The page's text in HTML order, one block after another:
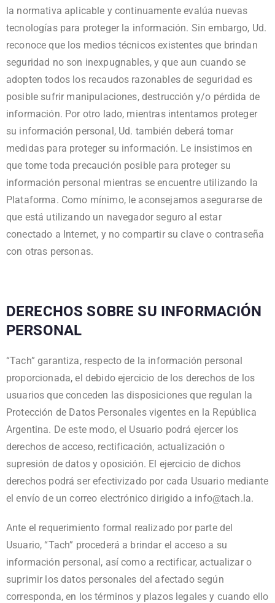
la normativa aplicable y continuamente evalúa nuevas
tecnologías para proteger la información. Sin embargo, Ud.
reconoce que los medios técnicos existentes que brindan
seguridad no son inexpugnables, y que aun cuando se
adopten todos los recaudos razonables de seguridad es
posible sufrir manipulaciones, destrucción y/o pérdida de
información. Por otro lado, mientras intentamos proteger
su información personal, Ud. también deberá tomar
medidas para proteger su información. Le insistimos en
que tome toda precaución posible para proteger su
información personal mientras se encuentre utilizando la
Plataforma. Como mínimo, le aconsejamos asegurarse de
que está utilizando un navegador seguro al estar
conectado a Internet, y no compartir su clave o contraseña
con otras personas.
DERECHOS SOBRE SU INFORMACIÓN
PERSONAL
“Tach” garantiza, respecto de la información personal
proporcionada, el debido ejercicio de los derechos de los
usuarios que conceden las disposiciones que regulan la
Protección de Datos Personales vigentes en la República
Argentina. De este modo, el Usuario podrá ejercer los
derechos de acceso, rectificación, actualización o
supresión de datos y oposición. El ejercicio de dichos
derechos podrá ser efectivizado por cada Usuario mediante
el envío de un correo electrónico dirigido a info@tach.la.
Ante el requerimiento formal realizado por parte del
Usuario, “Tach” procederá a brindar el acceso a su
información personal, así como a rectificar, actualizar o
suprimir los datos personales del afectado según
corresponda, en los términos y plazos legales y cuando ello